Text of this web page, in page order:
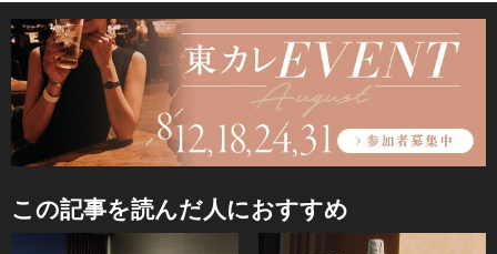
この記事を読んだ人におすすめ